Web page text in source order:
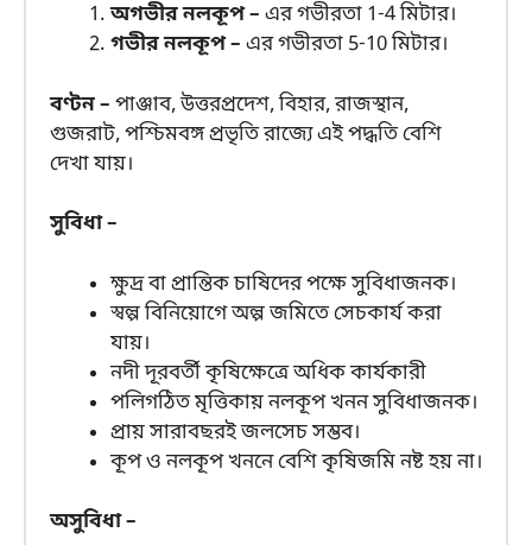
অগভীর নলকূপ – এর গভীরতা 1-4 মিটার।
গভীর নলকূপ – এর গভীরতা 5-10 মিটার।
বণ্টন – পাঞ্জাব, উত্তরপ্রদেশ, বিহার, রাজস্থান,
গুজরাট, পশ্চিমবঙ্গ প্রভৃতি রাজ্যে এই পদ্ধতি বেশি
দেখা যায়।
সুবিধা –
ক্ষুদ্র বা প্রান্তিক চাষিদের পক্ষে সুবিধাজনক।
স্বল্প বিনিয়োগে অল্প জমিতে সেচকার্য করা
যায়।
নদী দূরবর্তী কৃষিক্ষেত্রে অধিক কার্যকারী
পলিগঠিত মৃত্তিকায় নলকূপ খনন সুবিধাজনক।
প্রায় সারাবছরই জলসেচ সম্ভব।
কূপ ও নলকূপ খননে বেশি কৃষিজমি নষ্ট হয় না।
অসুবিধা –